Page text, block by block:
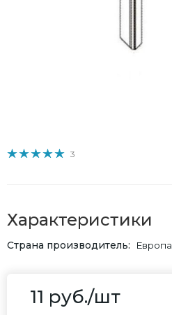
3
Характеристики
Страна производитель Европа
11 руб./шт